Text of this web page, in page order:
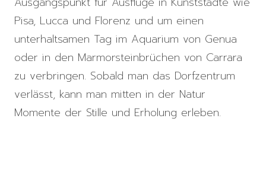
Pisa, Lucca und Florenz und um einen
unterhaltsamen Tag im Aquarium von Genua
oder in den Marmorsteinbrüchen von Carrara
zu verbringen. Sobald man das Dorfzentrum
verlässt, kann man mitten in der Natur
Momente der Stille und Erholung erleben.